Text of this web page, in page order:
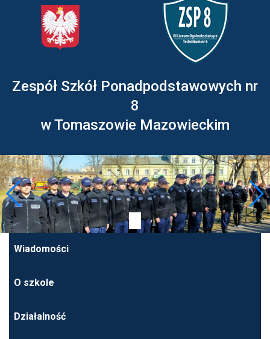
Zespół Szkół Ponadpodstawowych nr
8
w Tomaszowie Mazowieckim
Wiadomości
O szkole
Działalność